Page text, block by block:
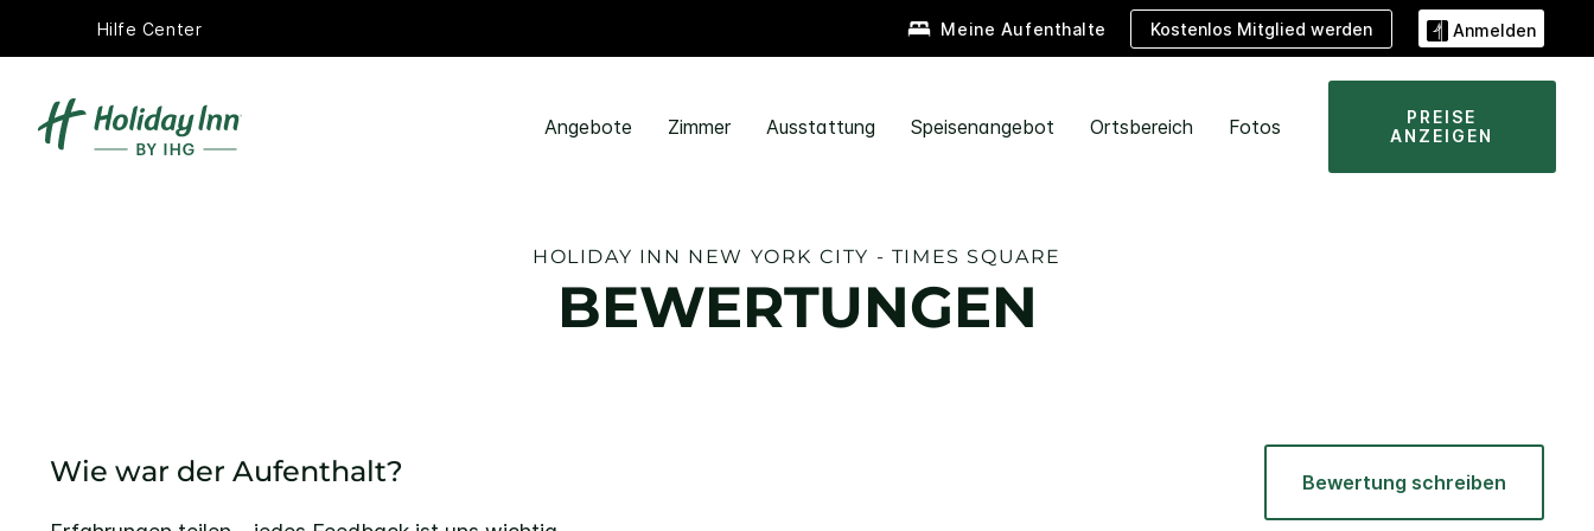
Hilfe Center Meine Aufenthalte Kostenlos Mitglied werden Anmelden
Angebote Zimmer Ausstattung Speisenangebot Ortsbereich Fotos
PREISE
ANZEIGEN
HOLIDAY INN NEW YORK CITY - TIMES SQUARE
BEWERTUNGEN
Wie war der Aufenthalt? Bewertung schreiben